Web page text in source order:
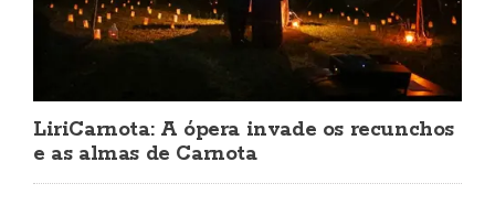
LiriCarnota: A ópera invade os recunchos
e as almas de Carnota